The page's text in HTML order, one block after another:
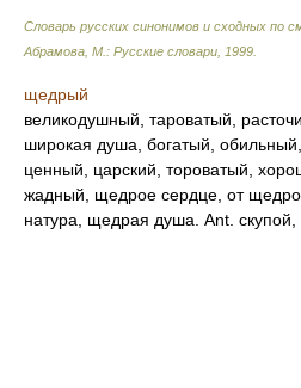
Словарь русских синонимов и сходных по
Абрамова, М.: Русские словари 1999
щедрый
великодушный, тароватый,
широкая душа, богатый, обильный,
ценный, царский, тороватый,
жадный, щедрое сердце, от
натура, щедрая душа. Ant.